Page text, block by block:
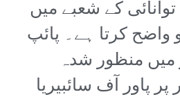
کے شعبے میں
کرتا ہے۔ پائپ
میں منظور شدہ
پاور آف سائبیریا